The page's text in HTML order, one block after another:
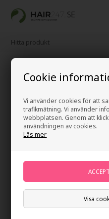
Cookie
Vi använder cookies för att
trafikmätning. Vi använder
webbplatsen. Genom att
användningen av cookies.
Läs mer
Visa